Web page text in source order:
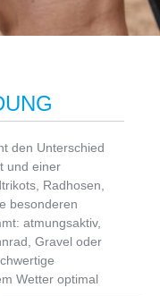
den Unterschied
und einer
Radhosen,
besonderen
atmungsaktiv,
Gravel oder
Wetter optimal